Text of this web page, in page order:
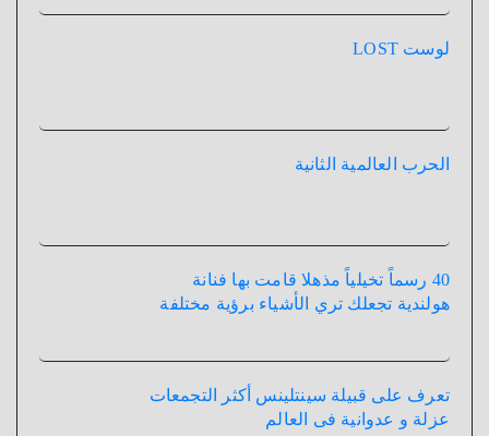
لوست LOST
الحرب العالمية الثانية
40 رسماً تخيلياً مذهلا قامت بها فنانة
هولندية تجعلك تري الأشياء برؤية مختلفة
تعرف على قبيلة سينتلينس أكثر التجمعات
عزلة و عدوانية فى العالم